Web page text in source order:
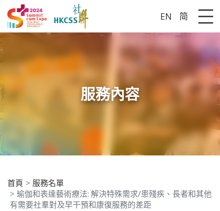
EN 简
服務內容
首頁
服務名單
瑜伽和表達藝術療法: 解決特殊需求/患殘疾、長者和其他
有需要社羣對及早干預和康復服務的差距